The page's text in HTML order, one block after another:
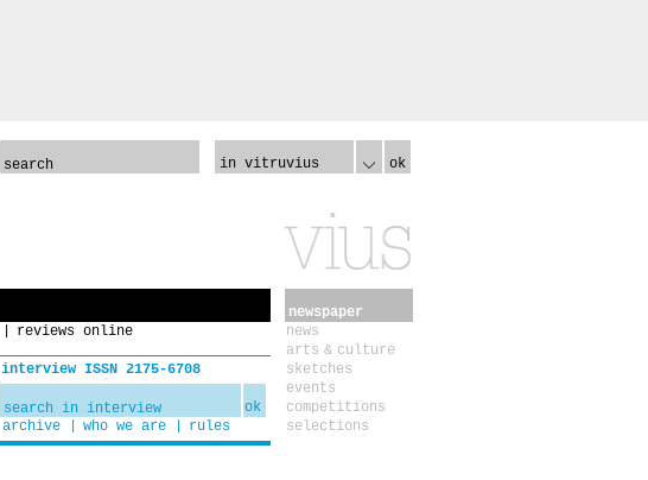
in vitruvius ok
reviews online
interview ISSN 2175-6708
ok
archive
who we are
rules
newspaper
news
arts & culture
sketches
events
competitions
selections